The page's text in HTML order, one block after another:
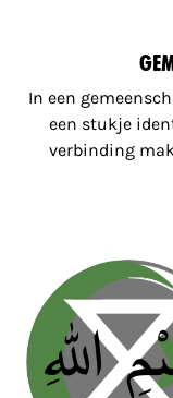
In een
een stukje
verbinding